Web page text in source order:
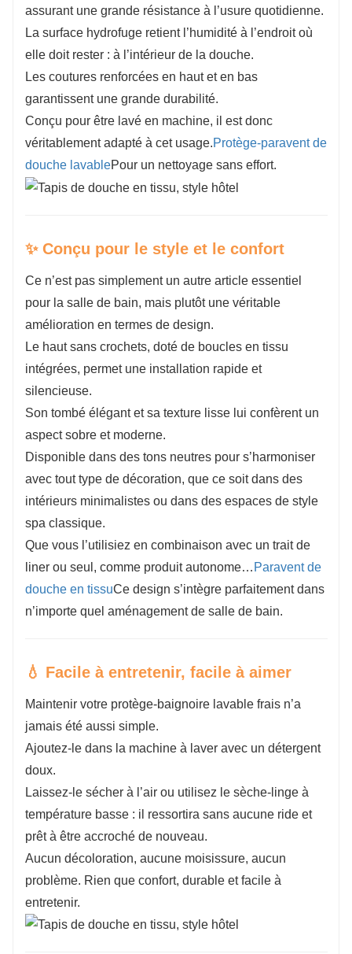
assurant une grande résistance à l’usure quotidienne.
La surface hydrofuge retient l’humidité à l’endroit où
elle doit rester : à l’intérieur de la douche.
Les coutures renforcées en haut et en bas
garantissent une grande durabilité.
Conçu pour être lavé en machine, il est donc
véritablement adapté à cet usage.Protège-paravent de
douche lavablePour un nettoyage sans effort.
✨ Conçu pour le style et le confort
Ce n’est pas simplement un autre article essentiel
pour la salle de bain, mais plutôt une véritable
amélioration en termes de design.
Le haut sans crochets, doté de boucles en tissu
intégrées, permet une installation rapide et
silencieuse.
Son tombé élégant et sa texture lisse lui confèrent un
aspect sobre et moderne.
Disponible dans des tons neutres pour s’harmoniser
avec tout type de décoration, que ce soit dans des
intérieurs minimalistes ou dans des espaces de style
spa classique.
Que vous l’utilisiez en combinaison avec un trait de
liner ou seul, comme produit autonome… Paravent de
douche en tissuCe design s’intègre parfaitement dans
n’importe quel aménagement de salle de bain.
💧 Facile à entretenir, facile à aimer
Maintenir votre protège-baignoire lavable frais n’a
jamais été aussi simple.
Ajoutez-le dans la machine à laver avec un détergent
doux.
Laissez-le sécher à l’air ou utilisez le sèche-linge à
température basse : il ressortira sans aucune ride et
prêt à être accroché de nouveau.
Aucun décoloration, aucune moisissure, aucun
problème. Rien que confort, durable et facile à
entretenir.